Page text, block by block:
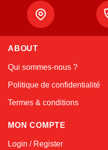
ABOUT
Qui sommes-nous ?
Politique de confidentialité
Termes & conditions
MON COMPTE
Login / Register